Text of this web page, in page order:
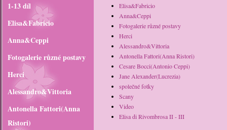
1-13 díl
Elisa&Fabricio
Anna&Ceppi
Fotogalerie různé postavy
Herci
Alessandro&Vittoria
Antonella Fattori(Anna
Ristori)
Elisa&Fabricio
Anna&Ceppi
Fotogalerie různé postavy
Herci
Alessandro&Vittoria
Antonella Fattori(Anna Ristori)
Cesare Bocci(Antonio Ceppi)
Jane Alexander(Lucrezia)
společné fotky
Scany
Video
Elisa di Rivombrosa II - III